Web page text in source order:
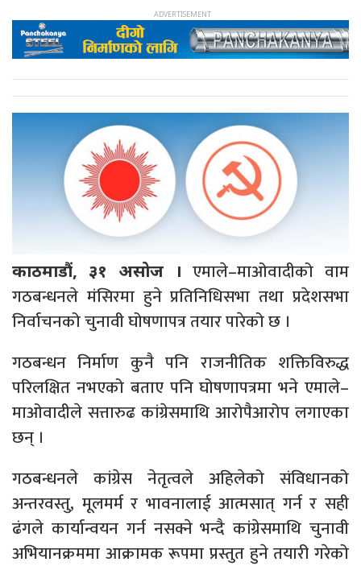
काठमाडौं, ३१ असोज । एमाले–माओवादीको वाम
गठबन्धनले मंसिरमा हुने प्रतिनिधिसभा तथा प्रदेशसभा
निर्वाचनको चुनावी घोषणापत्र तयार पारेको छ ।
गठबन्धन निर्माण कुनै पनि राजनीतिक शक्तिविरुद्ध
परिलक्षित नभएको बताए पनि घोषणापत्रमा भने एमाले–
माओवादीले सत्तारुढ कांग्रेसमाथि आरोपैआरोप लगाएका
छन् ।
गठबन्धनले कांग्रेस नेतृत्वले अहिलेको संविधानको
अन्तरवस्तु, मूलमर्म र भावनालाई आत्मसात् गर्न र सही
ढंगले कार्यान्वयन गर्न नसक्ने भन्दै कांग्रेसमाथि चुनावी
अभियानक्रममा आक्रामक रूपमा प्रस्तुत हुने तयारी गरेको